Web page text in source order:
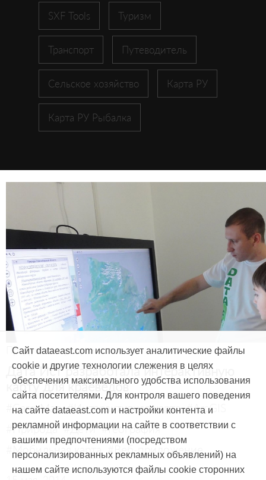
SXF Tools Туризм
Транспорт Путеводитель
Сельское хозяйство Карта РУ
Карта РУ Рыбалка
Продукты и услуги
Дата Ист разработала интерактивную
карту для краеведов
#CarryMap #Интерактивная карта #ArcGIS
#Природа #Дети #География
#Мобильная карта #Веб-приложение
Сайт dataeast.com использует аналитические файлы
cookie и другие технологии слежения в целях
обеспечения максимального удобства использования
сайта посетителями. Для контроля вашего поведения
на сайте dataeast.com и настройки контента и
рекламной информации на сайте в соответствии с
вашими предпочтениями (посредством
персонализированных рекламных объявлений) на
нашем сайте используются файлы cookie сторонних